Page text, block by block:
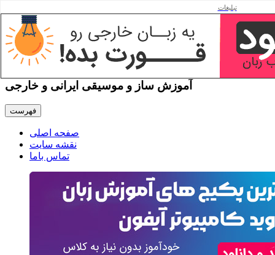
دف ماهور
آموزش ساز و موسیقی ایرانی و خارجی
فهرست
صفحه اصلی
نقشه سایت
تماس باما
تبلیغات